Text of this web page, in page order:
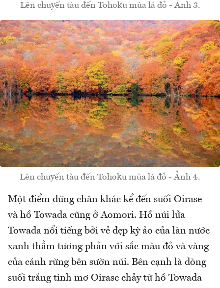
Lên chuyến tàu đến Tohoku mùa lá đỏ - Ảnh 3.
Lên chuyến tàu đến Tohoku mùa lá đỏ - Ảnh 4.
Một điểm dừng chân khác kể đến suối Oirase
và hồ Towada cũng ở Aomori. Hồ núi lửa
Towada nổi tiếng bởi vẻ đẹp kỳ ảo của làn nước
xanh thẳm tương phản với sắc màu đỏ và vàng
của cánh rừng bên sườn núi. Bên cạnh là dòng
suối trắng tinh mơ Oirase chảy từ hồ Towada